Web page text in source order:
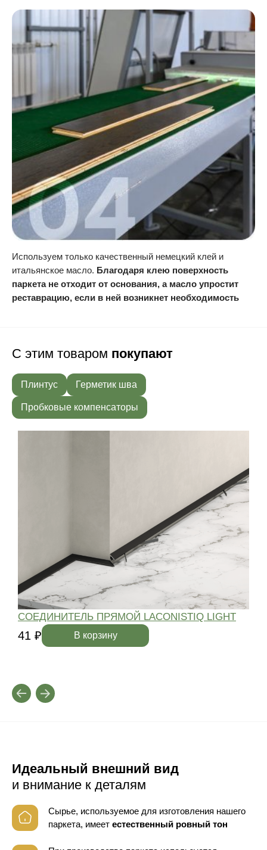
Используем только качественный немецкий клей и
итальянское масло. Благодаря клею поверхность
паркета не отходит от основания, а масло упростит
реставрацию, если в ней возникнет необходимость
С этим товаром покупают
Плинтус Герметик шва
Пробковые компенсаторы
СОЕДИНИТЕЛЬ ПРЯМОЙ LACONISTIQ LIGHT
41 ₽ В корзину
Идеальный внешний вид
и внимание к деталям
Сырье, используемое для изготовления нашего
паркета, имеет естественный ровный тон